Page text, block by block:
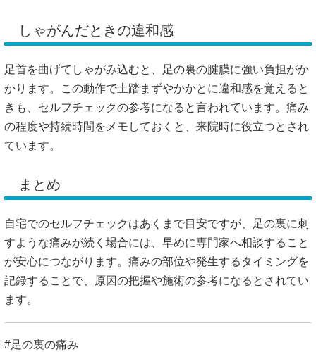
しゃがんだときの違和感
足首を曲げてしゃがみ込むと、足の裏の腱膜に強い負担がか
かります。この動作で土踏まずやかかとに違和感を覚えると
きも、セルフチェックの参考になると言われています。痛み
の程度や持続時間をメモしておくと、来院時に役立つとされ
ています。
まとめ
自宅でのセルフチェックはあくまで目安ですが、足の裏に刺
すような痛みが続く場合には、早めに専門家へ相談すること
が安心につながります。痛みの部位や発生するタイミングを
記録することで、原因の把握や施術の参考になるとされてい
ます。
#足の裏の痛み